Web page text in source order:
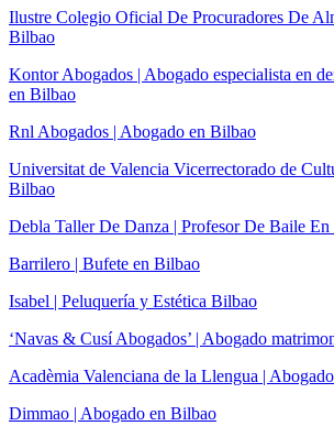
Ilustre Colegio Oficial De Procuradores De
Bilbao
Kontor Abogados | Abogado especialista en
en Bilbao
Rnl Abogados | Abogado en Bilbao
Universitat de Valencia Vicerrectorado de
Bilbao
Debla Taller De Danza | Profesor De Baile
Barrilero | Bufete en Bilbao
Isabel | Peluquería y Estética Bilbao
‘Navas & Cusí Abogados’ | Abogado
Acadèmia Valenciana de la Llengua |
Dimmao | Abogado en Bilbao